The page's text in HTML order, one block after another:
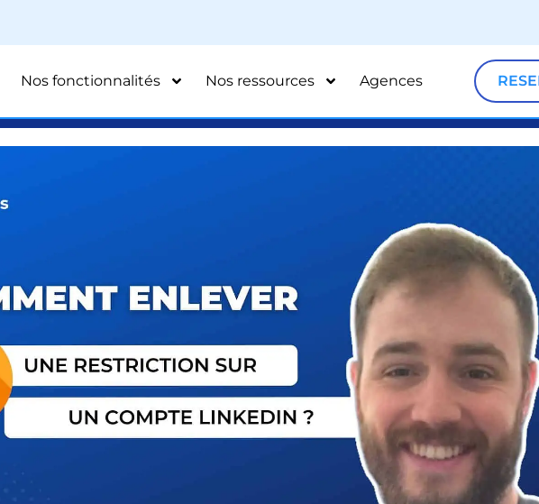
Nos fonctionnalités Nos ressources Agences